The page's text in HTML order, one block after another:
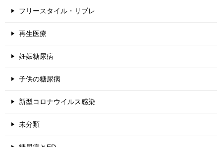
フリースタイル・リブレ
再生医療
妊娠糖尿病
子供の糖尿病
新型コロナウイルス感染
未分類